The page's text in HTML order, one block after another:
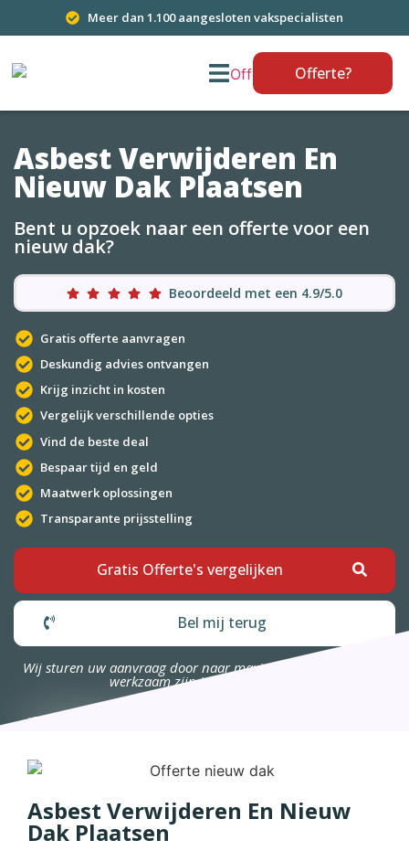
Meer dan 1.100 aangesloten vakspecialisten
Offerte?
Asbest Verwijderen En
Nieuw Dak Plaatsen
Bent u opzoek naar een offerte voor een
nieuw dak?
Beoordeeld met een 4.9/5.0
Gratis offerte aanvragen
Deskundig advies ontvangen
Krijg inzicht in kosten
Vergelijk verschillende opties
Vind de beste deal
Bespaar tijd en geld
Maatwerk oplossingen
Transparante prijsstelling
Gratis Offerte's vergelijken
Bel mij terug
Wij sturen uw aanvraag door naar maximaal 4 bedrijven die
werkzaam zijn in uw omgeving.
Asbest Verwijderen En Nieuw
Dak Plaatsen